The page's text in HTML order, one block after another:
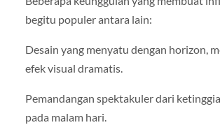
begitu populer antara lain:
Desain yang menyatu dengan horizon,
efek visual dramatis.
Pemandangan spektakuler dari
pada malam hari.